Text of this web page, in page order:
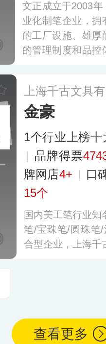
文正成立于2003
业化制笔企业，拥
的工厂设施、雄厚
的管理制度和品控
上海千古文具
金豪
1个行业上榜十
| 品牌得票
牌网店4+ | 口
15个
国内美工笔行业
笔/宝珠笔/圆珠笔
合型企业，上海
查看更多